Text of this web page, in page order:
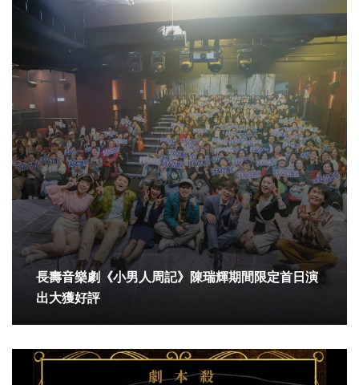
長壽音樂劇《小男人周記》陳瑞輝期間限定首日演
出大獲好評